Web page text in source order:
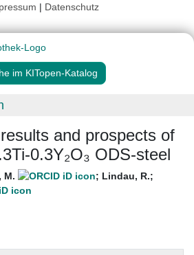
| Datenschutz
im KITopen-Katalog
and prospects of
0.3Y₂O₃ ODS-steel
M. ; Lindau, R.;